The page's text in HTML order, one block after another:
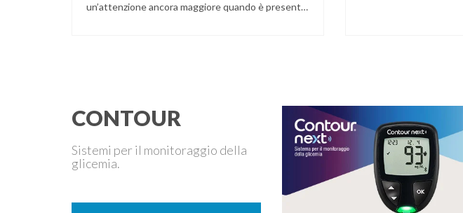
un’attenzione ancora maggiore quando è presente
CONTOUR
Sistemi per il monitoraggio della
glicemia.